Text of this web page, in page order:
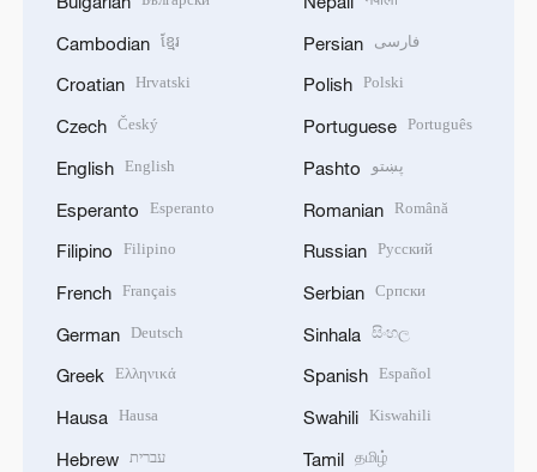
Cambodian ខ្មែរ
Croatian Hrvatski
Czech Český
English English
Esperanto Esperanto
Filipino Filipino
French Français
German Deutsch
Greek Ελληνικά
Hausa Hausa
Hebrew עברית
Persian فارسی
Polish Polski
Portuguese Português
Pashto پښتو
Romanian Română
Russian Русский
Serbian Српски
Sinhala සිංහල
Spanish Español
Swahili Kiswahili
Tamil தமிழ்